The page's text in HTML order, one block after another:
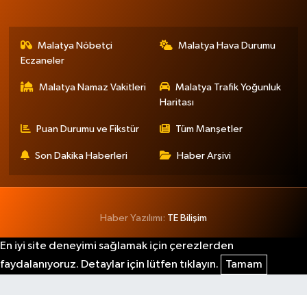
Malatya Nöbetçi
Eczaneler
Malatya Hava Durumu
Malatya Namaz Vakitleri
Malatya Trafik Yoğunluk
Haritası
Puan Durumu ve Fikstür Tüm Manşetler
Son Dakika Haberleri Haber Arşivi
Haber Yazılımı: TE Bilişim
En iyi site deneyimi sağlamak için çerezlerden
faydalanıyoruz. Detaylar için lütfen tıklayın.
Tamam